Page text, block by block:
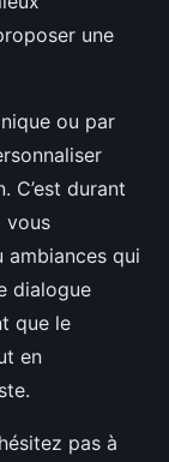
une
ou par
C’est durant
vous
ambiances qui
dialogue
que le
en
pas à